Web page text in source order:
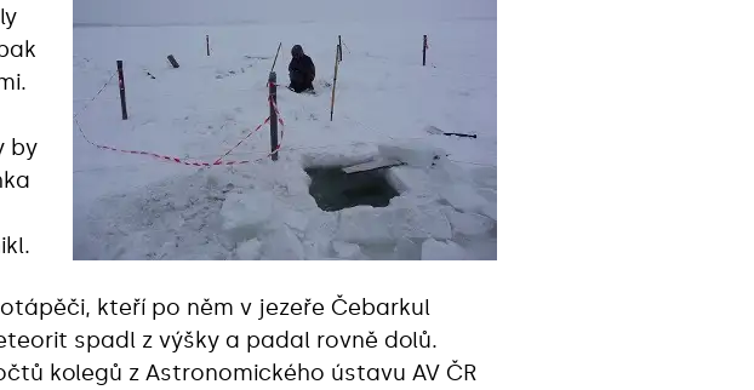
by
kteří po něm v jezeře Čebarkul
spadl z výšky a padal rovně dolů.
kolegů z Astronomického ústavu AV ČR